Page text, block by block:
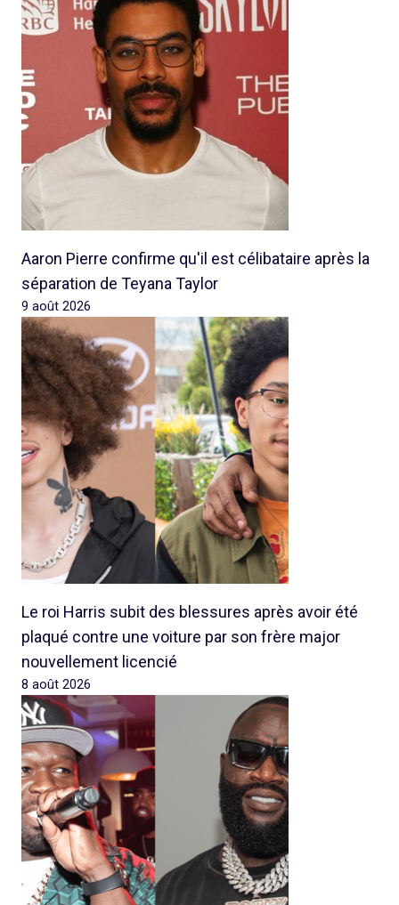
Aaron Pierre confirme qu'il est célibataire après la
séparation de Teyana Taylor
9 août 2026
Le roi Harris subit des blessures après avoir été
plaqué contre une voiture par son frère major
nouvellement licencié
8 août 2026